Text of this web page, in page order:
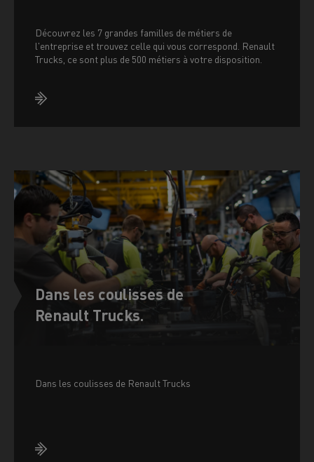
Découvrez les 7 grandes familles de métiers de
l'entreprise et trouvez celle qui vous correspond. Renault
Trucks, ce sont plus de 500 métiers à votre disposition.
Dans les coulisses de
Renault Trucks.
Dans les coulisses de Renault Trucks